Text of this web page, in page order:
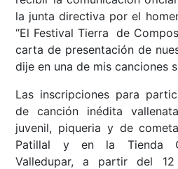
la junta directiva por el
“El Festival Tierra de
carta de presentación de
dije en una de mis canciones
Las inscripciones para
de canción inédita
juvenil, piqueria y de
Patillal y en la Tienda
Valledupar, a partir del